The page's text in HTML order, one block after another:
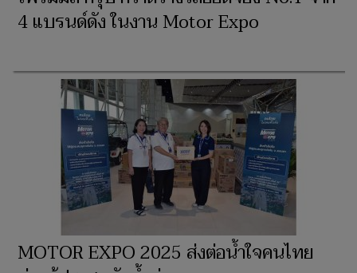
4 แบรนด์ดัง ในงาน Motor Expo
MOTOR EXPO 2025 ส่งต่อน้ำใจคนไทย